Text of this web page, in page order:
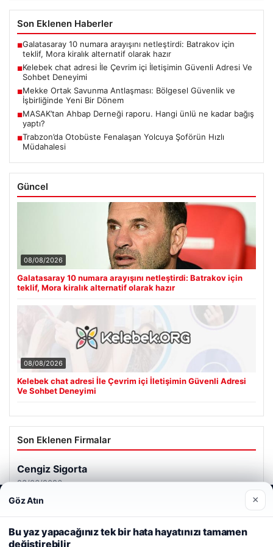
Son Eklenen Haberler
■Galatasaray 10 numara arayışını netleştirdi: Batrakov için
teklif, Mora kiralık alternatif olarak hazır
■Kelebek chat adresi İle Çevrim içi İletişimin Güvenli Adresi Ve
Sohbet Deneyimi
■Mekke Ortak Savunma Antlaşması: Bölgesel Güvenlik ve
İşbirliğinde Yeni Bir Dönem
■MASAK’tan Ahbap Derneği raporu. Hangi ünlü ne kadar bağış
yaptı?
■Trabzon’da Otobüste Fenalaşan Yolcuya Şoförün Hızlı
Müdahalesi
Güncel
08/08/2026
Galatasaray 10 numara arayışını netleştirdi: Batrakov için
teklif, Mora kiralık alternatif olarak hazır
08/08/2026
Kelebek chat adresi İle Çevrim içi İletişimin Güvenli Adresi
Ve Sohbet Deneyimi
Son Eklenen Firmalar
Cengiz Sigorta
23/06/2026
Web sitemizi nasıl kullandığınızı daha iyi anlayabilmek,
deneyiminizi kişiselleştirmek ve geliştirmek amacıyla çerezler
kullanıyoruz.
Çerez Politikamız
Reddet
Göz Atın ×
Bu yaz yapacağınız tek bir hata hayatınızı tamamen
değiştirebilir